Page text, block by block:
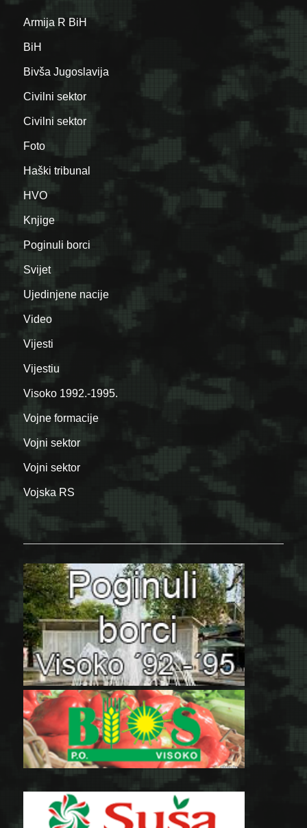
Armija R BiH
BiH
Bivša Jugoslavija
Civilni sektor
Civilni sektor
Foto
Haški tribunal
HVO
Knjige
Poginuli borci
Svijet
Ujedinjene nacije
Video
Vijesti
Vijestiu
Visoko 1992.-1995.
Vojne formacije
Vojni sektor
Vojni sektor
Vojska RS